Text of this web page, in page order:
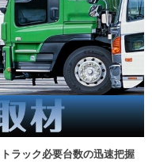
ラック必要台数の迅速把握